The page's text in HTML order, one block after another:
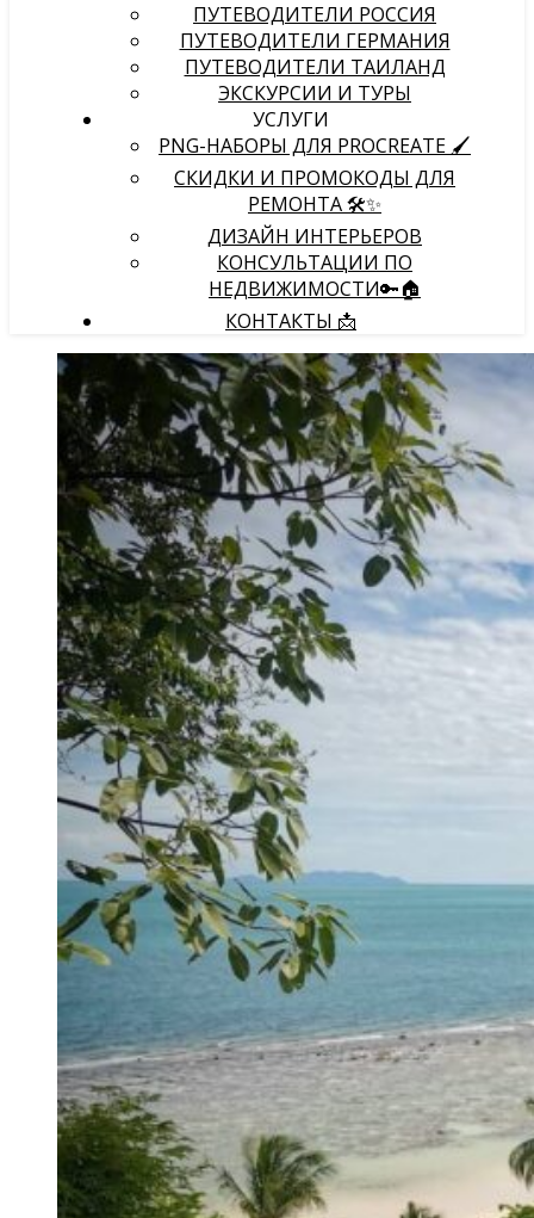
ПУТЕВОДИТЕЛИ РОССИЯ
ПУТЕВОДИТЕЛИ ГЕРМАНИЯ
ПУТЕВОДИТЕЛИ ТАИЛАНД
ЭКСКУРСИИ И ТУРЫ
УСЛУГИ
PNG-НАБОРЫ ДЛЯ PROCREATE 🖌
СКИДКИ И ПРОМОКОДЫ ДЛЯ
РЕМОНТА 🛠️✨
ДИЗАЙН ИНТЕРЬЕРОВ
КОНСУЛЬТАЦИИ ПО
НЕДВИЖИМОСТИ🔑🏠
КОНТАКТЫ 📩